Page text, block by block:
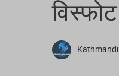
विस्फोट